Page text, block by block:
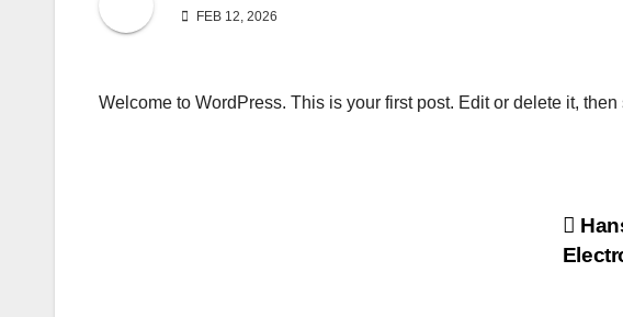
FEB 12, 2026
Welcome to WordPress. This is your first post. Edit or delete it, then